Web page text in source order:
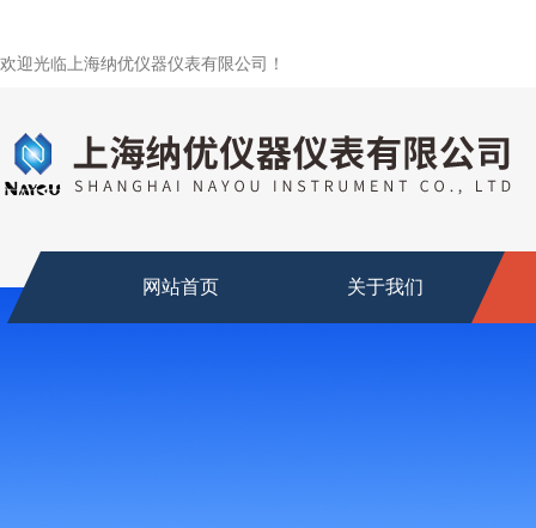
欢迎光临上海纳优仪器仪表有限公司！
网站首页 关于我们